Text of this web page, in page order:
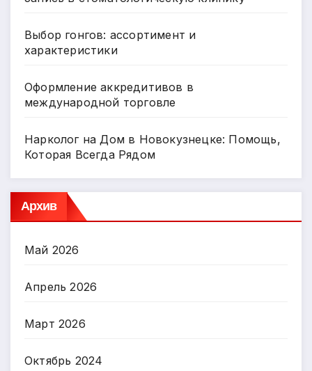
Выбор гонгов: ассортимент и
характеристики
Оформление аккредитивов в
международной торговле
Нарколог на Дом в Новокузнецке: Помощь,
Которая Всегда Рядом
Архив
Май 2026
Апрель 2026
Март 2026
Октябрь 2024